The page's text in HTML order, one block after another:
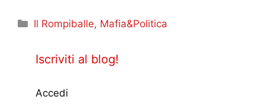
Categorie
Il Rompiballe, Mafia&Politica
Iscriviti al blog!
Accedi